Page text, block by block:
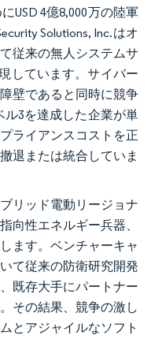
USD 4億8,000万の陸軍
Solutions, Inc.はオ
従来の無人システムサ
しています。サイバー
壁であると同時に競争
3を達成した企業が単
ライアンスコストを正
退または統合していま
リッド電動リージョナ
向性エネルギー兵器、
ます。ベンチャーキャ
て従来の防衛研究開発
既存大手にパートナー
その結果、競争の激し
とアジャイルなソフト